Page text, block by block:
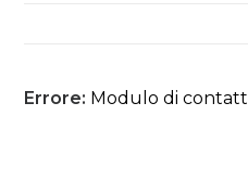
Errore: Modulo di